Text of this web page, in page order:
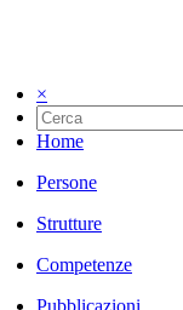
×
Home
Persone
Strutture
Competenze
Pubblicazioni